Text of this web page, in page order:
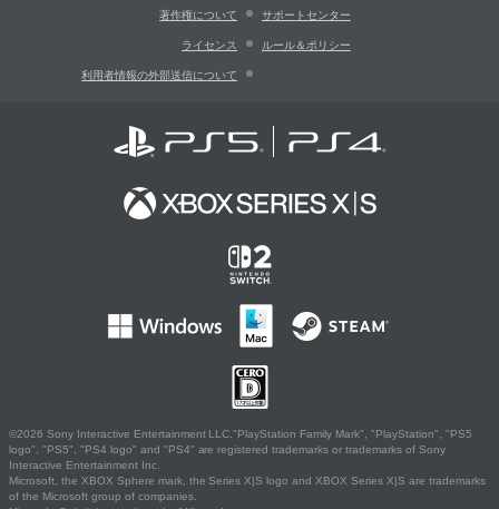
著作権について サポートセンター
ライセンス ルール＆ポリシー
利用者情報の外部送信について
©2026 Sony Interactive Entertainment LLC."PlayStation Family Mark", "PlayStation", "PS5
logo", "PS5", "PS4 logo" and "PS4" are registered trademarks or trademarks of Sony
Interactive Entertainment Inc.
Microsoft, the XBOX Sphere mark, the Series X|S logo and XBOX Series X|S are trademarks
of the Microsoft group of companies.